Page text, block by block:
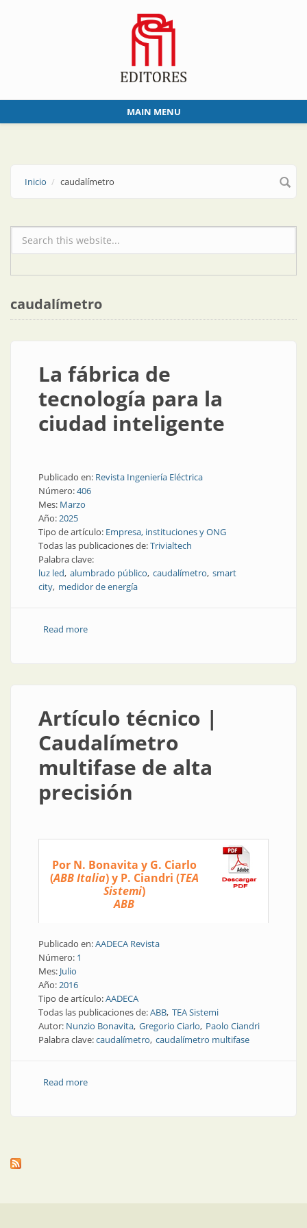
MAIN MENU
Inicio caudalímetro
Formulario de búsqueda
caudalímetro
La fábrica de
tecnología para la
ciudad inteligente
Publicado en: Revista Ingeniería Eléctrica
Número:406
Mes: Marzo
Año:2025
Tipo de artículo: Empresa, instituciones y ONG
Todas las publicaciones de:Trivialtech
Palabra clave:
luz led alumbrado público caudalímetro smart
city medidor de energía
Read moreabout La fábrica de tecnología para la ciudad
Artículo técnico |
Caudalímetro
multifase de alta
precisión
Por N. Bonavita y G. Ciarlo
(ABB Italia) y P. Ciandri (TEA
Sistemi)
ABB
Publicado en:AADECA Revista
Número: 1
Mes: Julio
Año:2016
Tipo de artículo:AADECA
Todas las publicaciones de:ABB TEA Sistemi
Autor: Nunzio Bonavita Gregorio Ciarlo Paolo Ciandri
Palabra clave:caudalímetro caudalímetro multifase
Read moreabout Artículo técnico | Caudalímetro multifase de